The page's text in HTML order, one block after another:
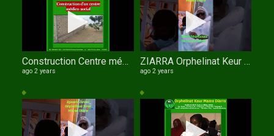
Construction Centre médico social de l'orphelinat Keur Mame Diarra de TOUBA
ago 2 years
ZIARRA Orphelinat Keur Mame Diarra
ago 2 years